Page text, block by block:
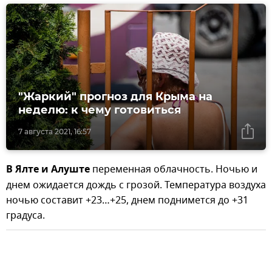
7 августа 2021, 16:57
"Жаркий" прогноз для Крыма на
неделю: к чему готовиться
В Ялте и Алуште переменная облачность. Ночью и
днем ожидается дождь с грозой. Температура воздуха
ночью составит +23…+25, днем поднимется до +31
градуса.